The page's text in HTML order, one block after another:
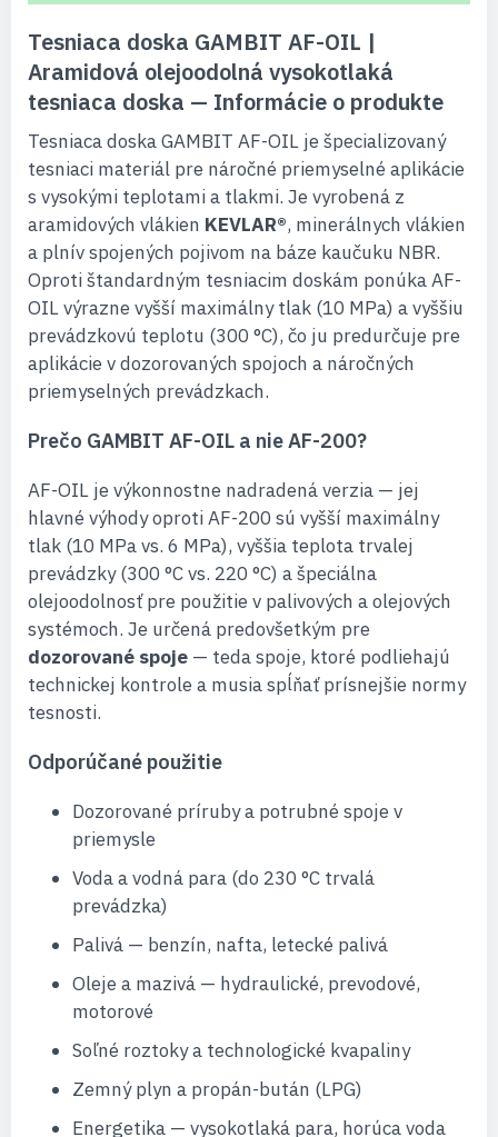
Tesniaca doska GAMBIT AF-OIL |
Aramidová olejoodolná vysokotlaká
tesniaca doska — Informácie o produkte
Tesniaca doska GAMBIT AF-OIL je špecializovaný
tesniaci materiál pre náročné priemyselné aplikácie
s vysokými teplotami a tlakmi. Je vyrobená z
aramidových vlákien KEVLAR®, minerálnych vlákien
a plnív spojených pojivom na báze kaučuku NBR.
Oproti štandardným tesniacim doskám ponúka AF-
OIL výrazne vyšší maximálny tlak (10 MPa) a vyššiu
prevádzkovú teplotu (300 °C), čo ju predurčuje pre
aplikácie v dozorovaných spojoch a náročných
priemyselných prevádzkach.
Prečo GAMBIT AF-OIL a nie AF-200?
AF-OIL je výkonnostne nadradená verzia — jej
hlavné výhody oproti AF-200 sú vyšší maximálny
tlak (10 MPa vs. 6 MPa), vyššia teplota trvalej
prevádzky (300 °C vs. 220 °C) a špeciálna
olejoodolnosť pre použitie v palivových a olejových
systémoch. Je určená predovšetkým pre
dozorované spoje — teda spoje, ktoré podliehajú
technickej kontrole a musia spĺňať prísnejšie normy
tesnosti.
Odporúčané použitie
Dozorované príruby a potrubné spoje v
priemysle
Voda a vodná para (do 230 °C trvalá
prevádzka)
Palivá — benzín, nafta, letecké palivá
Oleje a mazivá — hydraulické, prevodové,
motorové
Soľné roztoky a technologické kvapaliny
Zemný plyn a propán-bután (LPG)
Energetika — vysokotlaká para, horúca voda